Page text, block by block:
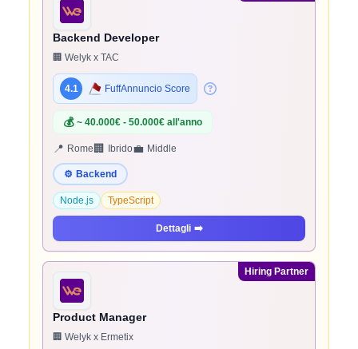
Backend Developer
🏢 Welyk x TAC
4.1 FuffAnnuncio Score
💰 ~ 40.000€ - 50.000€ all'anno
📍 Rome 🏢 Ibrido💼 Middle
⚙️ Backend
Node.js TypeScript
Dettagli ➡️
Hiring Partner
Product Manager
🏢 Welyk x Ermetix